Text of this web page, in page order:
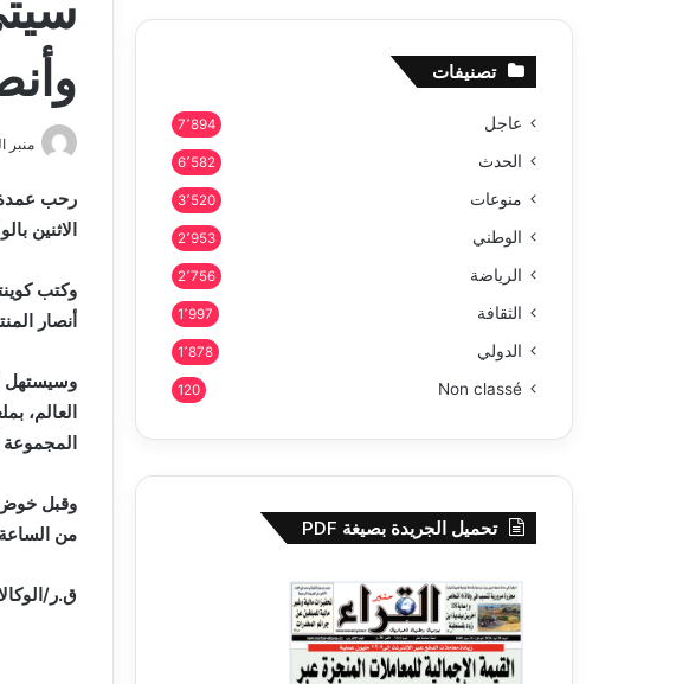
منبر
رحب عمدة
الاثنين
وكتب
أنصار
العالم،
من الساعة
ق.ر/
تصنيفات
عاجل 7٬894
الحدث 6٬582
منوعات 3٬520
الوطني 2٬953
الرياضة 2٬756
الثقافة 1٬997
الدولي 1٬878
Non classé
120
تحميل الجريدة بصيغة PDF